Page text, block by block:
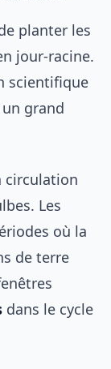
planter les
jour-racine.
scientifique
grand
circulation
Les
où la
de terre
dans le cycle